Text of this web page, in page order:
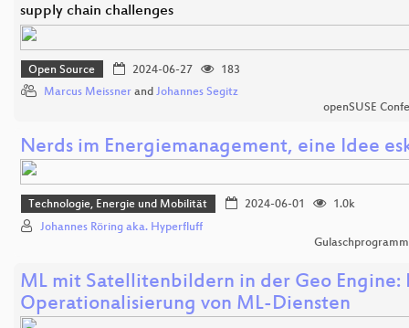
supply chain challenges
Open Source 2024-06-27
183
Marcus Meissner and Johannes Segitz
openSUSE
Nerds im Energiemanagement, eine Idee
Technologie, Energie und Mobilität 2024-06-01
1.0k
Johannes Röring aka. Hyperfluff
ML mit Satellitenbildern in der Geo Engine:
Operationalisierung von ML-Diensten